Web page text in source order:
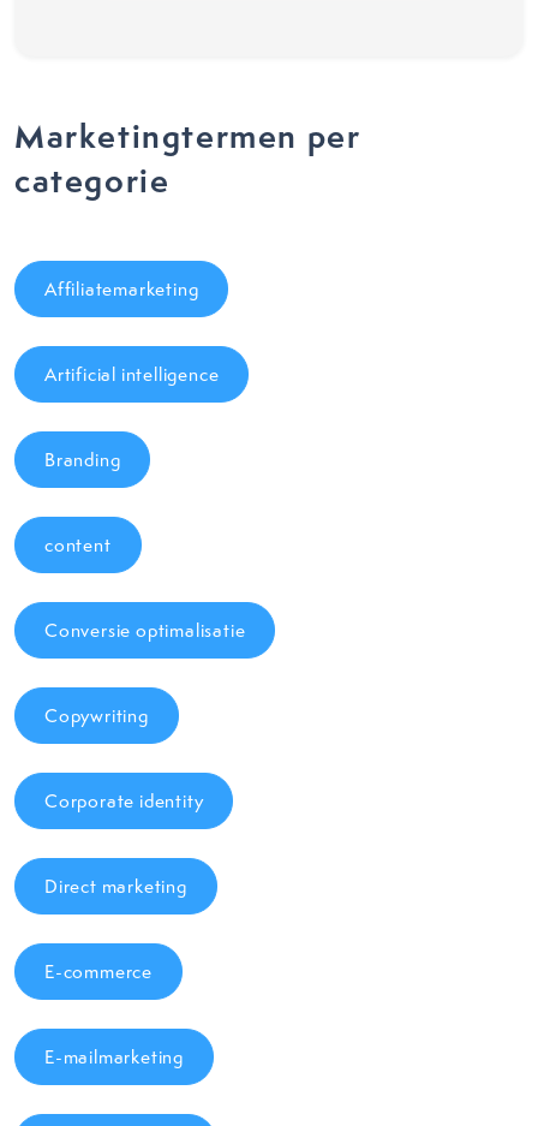
Marketingtermen per
categorie
Affiliatemarketing
Artificial intelligence
Branding
content
Conversie optimalisatie
Copywriting
Corporate identity
Direct marketing
E-commerce
E-mailmarketing